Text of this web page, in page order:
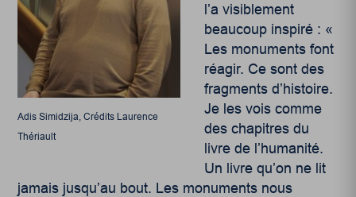
Adis Simidzija, Crédits Laurence
Thériault
l’a visiblement
beaucoup inspiré : «
Les monuments font
réagir. Ce sont des
fragments d’histoire.
Je les vois comme
des chapitres du
livre de l’humanité.
Un livre qu’on ne lit
jamais jusqu’au bout. Les monuments nous